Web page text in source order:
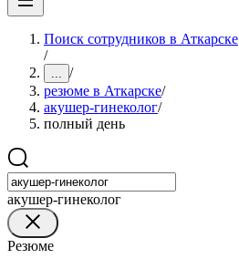
Поиск сотрудников в Аткарске
/
... /
резюме в Аткарске/
акушер-гинеколог/
полный день
акушер-гинеколог
Резюме